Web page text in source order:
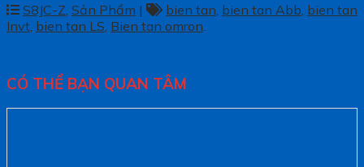
S8JC-Z Sản Phẩm | bien tan bien tan Abb bien tan
Invt bien tan LS Bien tan omron
CÓ THỂ BẠN QUAN TÂM